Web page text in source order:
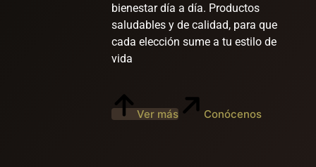
bienestar día a día. Productos
saludables y de calidad, para que
cada elección sume a tu estilo de
vida
Ver más Conócenos